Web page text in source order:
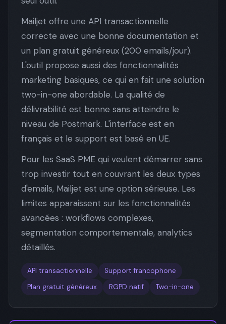
Mailjet offre une API transactionnelle
correcte avec une bonne documentation et
un plan gratuit généreux (200 emails/jour).
L'outil propose aussi des fonctionnalités
marketing basiques, ce qui en fait une solution
two-in-one abordable. La qualité de
délivrabilité est bonne sans atteindre le
niveau de Postmark. L'interface est en
français et le support est basé en UE.
Pour les SaaS PME qui veulent démarrer sans
trop investir tout en couvrant les deux types
d'emails, Mailjet est une option sérieuse. Les
limites apparaissent sur les fonctionnalités
avancées : workflows complexes,
segmentation comportementale, analytics
détaillés.
API transactionnelle
Support francophone
Plan gratuit généreux
RGPD natif Two-in-one